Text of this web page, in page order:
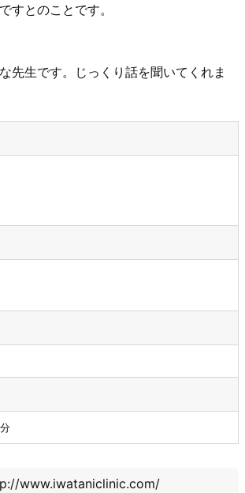
すとのことです。
先生です。じっくり話を聞いてくれま
www.iwataniclinic.com/